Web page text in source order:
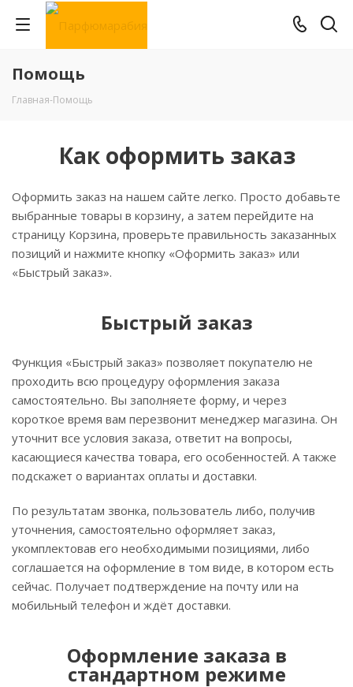
Помощь
Главная-Помощь
Как оформить заказ
Оформить заказ на нашем сайте легко. Просто добавьте
выбранные товары в корзину, а затем перейдите на
страницу Корзина, проверьте правильность заказанных
позиций и нажмите кнопку «Оформить заказ» или
«Быстрый заказ».
Быстрый заказ
Функция «Быстрый заказ» позволяет покупателю не
проходить всю процедуру оформления заказа
самостоятельно. Вы заполняете форму, и через
короткое время вам перезвонит менеджер магазина. Он
уточнит все условия заказа, ответит на вопросы,
касающиеся качества товара, его особенностей. А также
подскажет о вариантах оплаты и доставки.
По результатам звонка, пользователь либо, получив
уточнения, самостоятельно оформляет заказ,
укомплектовав его необходимыми позициями, либо
соглашается на оформление в том виде, в котором есть
сейчас. Получает подтверждение на почту или на
мобильный телефон и ждёт доставки.
Оформление заказа в
стандартном режиме